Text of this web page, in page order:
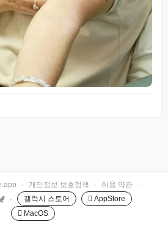
· 개인정보 보호정책 · 이용 약관
·
· 갤럭시 스토어
 AppStore
 MacOS